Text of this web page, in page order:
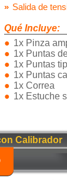
Salida de
Qué Incluye:
1x Pinza
1x Puntas
1x Puntas
1x Puntas
1x Correa
1x Estuche
Calibrador